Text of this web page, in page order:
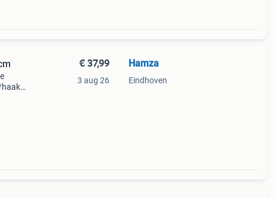
haak
€ 37,99
3 aug 26
Hamza
Eindhoven